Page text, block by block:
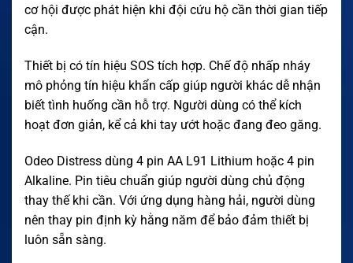
cơ hội được phát hiện khi đội cứu hộ cần thời gian tiếp
cận.
Thiết bị có tín hiệu SOS tích hợp. Chế độ nhấp nháy
mô phỏng tín hiệu khẩn cấp giúp người khác dễ nhận
biết tình huống cần hỗ trợ. Người dùng có thể kích
hoạt đơn giản, kể cả khi tay ướt hoặc đang đeo găng.
Odeo Distress dùng 4 pin AA L91 Lithium hoặc 4 pin
Alkaline. Pin tiêu chuẩn giúp người dùng chủ động
thay thế khi cần. Với ứng dụng hàng hải, người dùng
nên thay pin định kỳ hằng năm để bảo đảm thiết bị
luôn sẵn sàng.